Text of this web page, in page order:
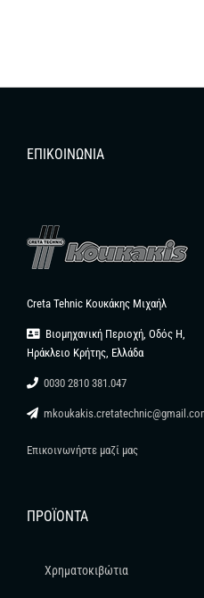
ΕΠΙΚΟΙΝΩΝΊΑ
Creta Tehnic Κουκάκης Μιχαήλ
Βιομηχανική Περιοχή, Οδός Η,
Ηράκλειο Κρήτης, Ελλάδα
0030 2810 381.047
Επικοινωνήστε μαζί μας
ΠΡΟΪΌΝΤΑ
Χρηματοκιβώτια